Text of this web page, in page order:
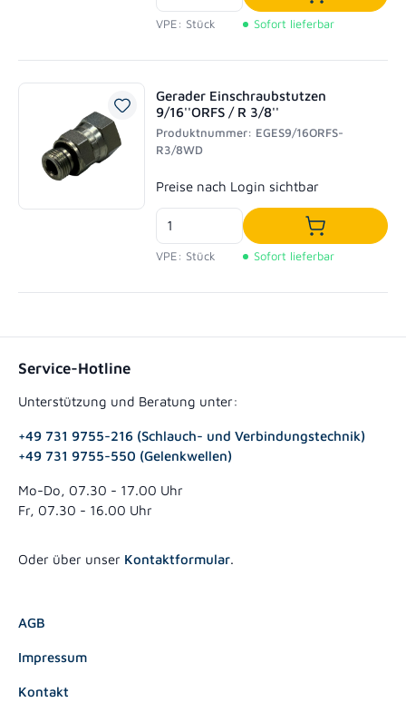
VPE: Stück
In den
Sofort lieferbar
Gerader Einschraubstutzen
9/16''ORFS / R 3/8''
Produktnummer: EGES9/16ORFS-
R3/8WD
Regulärer Preis:
Preise nach Login sichtbar
VPE: Stück
In den
Sofort lieferbar
Service-Hotline
Unterstützung und Beratung unter:
+49 731 9755-216 (Schlauch- und Verbindungstechnik)
+49 731 9755-550 (Gelenkwellen)
Mo-Do, 07.30 - 17.00 Uhr
Fr, 07.30 - 16.00 Uhr
Oder über unser Kontaktformular.
AGB
Impressum
Kontakt